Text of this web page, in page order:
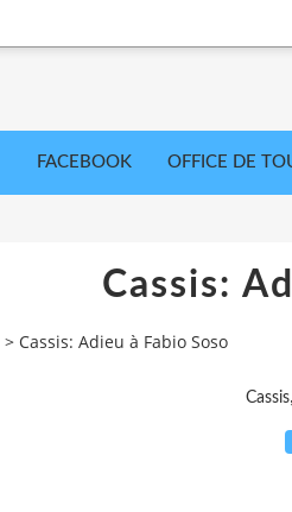
FACEBOOK OFFICE DE
Cassis:
> Cassis: Adieu à Fabio Soso
Cassis,